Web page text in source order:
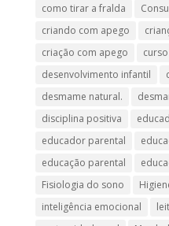
como tirar a fralda
criando com apego
criação com apego
desenvolvimento infantil
desmame natural.
disciplina positiva
educador parental
educação parental
Fisiologia do sono
inteligência emocional